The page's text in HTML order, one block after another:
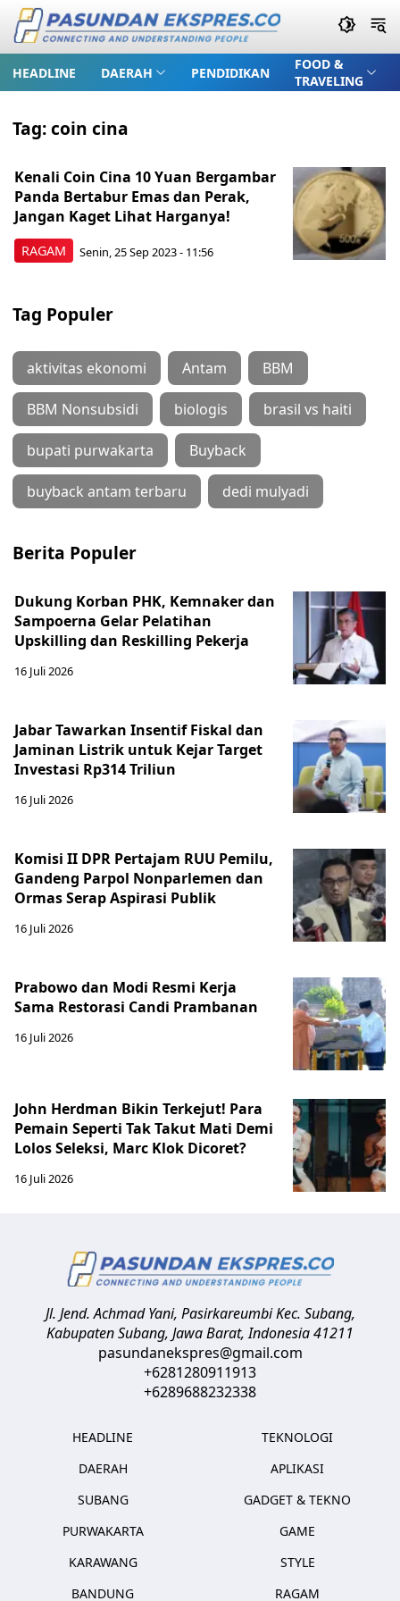
HEADLINE DAERAH PENDIDIKAN
FOOD &
TRAVELING
Tag:coin cina
RAGAM
Kenali Coin Cina 10 Yuan Bergambar
Panda Bertabur Emas dan Perak,
Jangan Kaget Lihat Harganya!
Senin, 25 Sep 2023 - 11:56
Tag Populer
aktivitas ekonomi Antam BBM
BBM Nonsubsidi biologis brasil vs haiti
bupati purwakarta Buyback
buyback antam terbaru dedi mulyadi
Berita Populer
Dukung Korban PHK, Kemnaker dan
Sampoerna Gelar Pelatihan
Upskilling dan Reskilling Pekerja
16 Juli 2026
Jabar Tawarkan Insentif Fiskal dan
Jaminan Listrik untuk Kejar Target
Investasi Rp314 Triliun
16 Juli 2026
Komisi II DPR Pertajam RUU Pemilu,
Gandeng Parpol Nonparlemen dan
Ormas Serap Aspirasi Publik
16 Juli 2026
Prabowo dan Modi Resmi Kerja
Sama Restorasi Candi Prambanan
16 Juli 2026
John Herdman Bikin Terkejut! Para
Pemain Seperti Tak Takut Mati Demi
Lolos Seleksi, Marc Klok Dicoret?
16 Juli 2026
Jl. Jend. Achmad Yani, Pasirkareumbi Kec. Subang,
Kabupaten Subang, Jawa Barat,Indonesia41211
pasundanekspres@gmail.com
+6281280911913
+6289688232338
HEADLINE
DAERAH
SUBANG
PURWAKARTA
KARAWANG
BANDUNG
TEKNOLOGI
APLIKASI
GADGET & TEKNO
GAME
STYLE
RAGAM